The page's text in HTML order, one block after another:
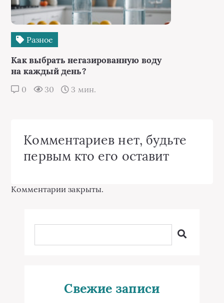
Разное
Как выбрать негазированную воду
на каждый день?
0 30 3 мин.
Комментариев нет, будьте
первым кто его оставит
Комментарии закрыты.
Свежие записи